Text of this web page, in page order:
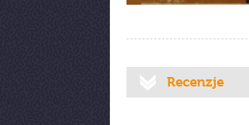
Recenzje